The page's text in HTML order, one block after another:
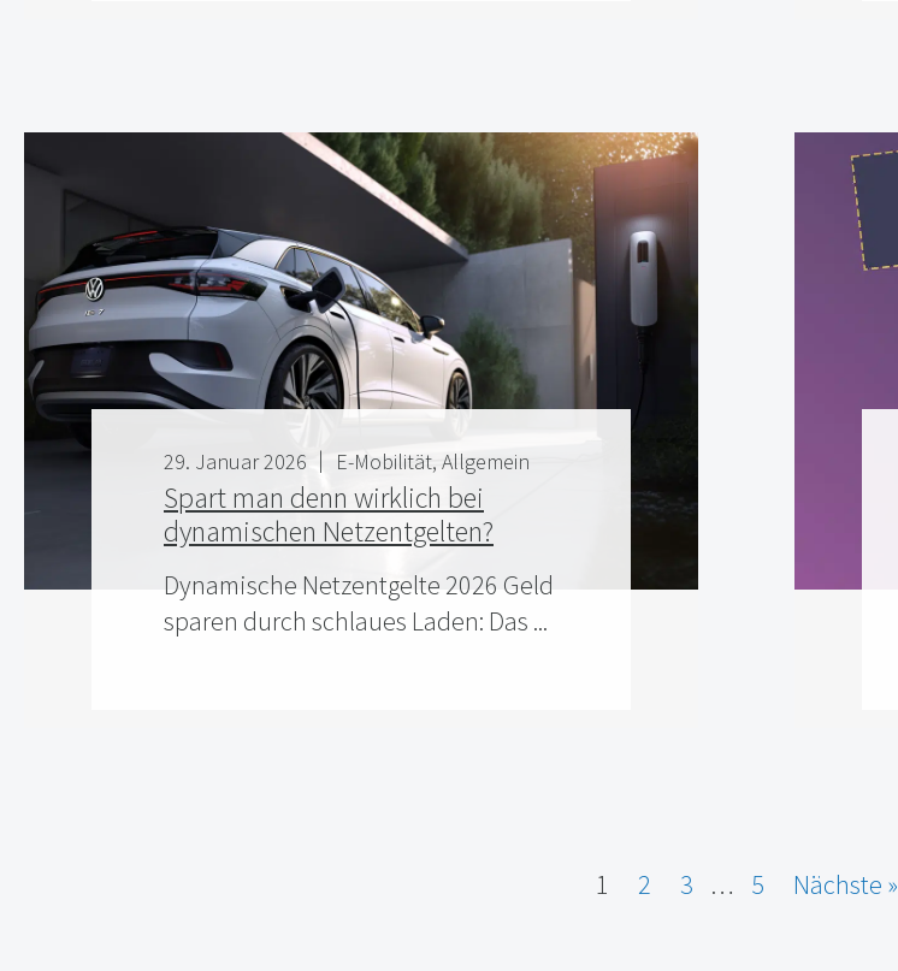
Spart man denn wirklich bei
dynamischen Netzentgelten?
29. Januar 2026 E-Mobilität Allgemein
Dynamische Netzentgelte 2026 Geld
sparen durch schlaues Laden: Das ...
1 2 3 … 5 Nächste »